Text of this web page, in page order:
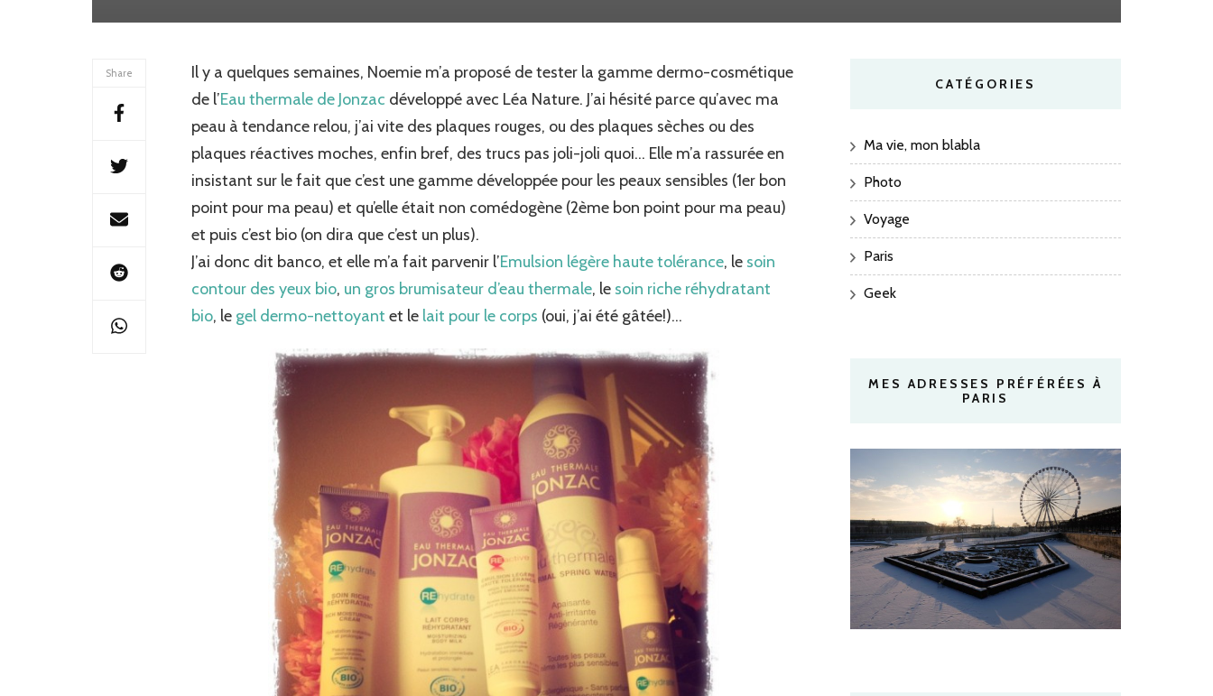
l’eau
thermale
de
Jonzac…
Share
Il y a quelques semaines, Noemie m’a proposé de tester la gamme dermo-cosmétique
de l’Eau thermale de Jonzac développé avec Léa Nature. J’ai hésité parce qu’avec ma
peau à tendance relou, j’ai vite des plaques rouges, ou des plaques sèches ou des
plaques réactives moches, enfin bref, des trucs pas joli-joli quoi… Elle m’a rassurée en
insistant sur le fait que c’est une gamme développée pour les peaux sensibles (1er bon
point pour ma peau) et qu’elle était non comédogène (2ème bon point pour ma peau)
et puis c’est bio (on dira que c’est un plus).
J’ai donc dit banco, et elle m’a fait parvenir l’Emulsion légère haute tolérance, le soin
contour des yeux bio, un gros brumisateur d’eau thermale, le soin riche réhydratant
bio, le gel dermo-nettoyant et le lait pour le corps (oui, j’ai été gâtée!)…
CATÉGORIES
Ma vie, mon blabla
Photo
Voyage
Paris
Geek
MES ADRESSES PRÉFÉRÉES À
PARIS